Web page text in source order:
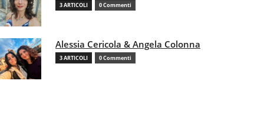
3 ARTICOLI 0 Commenti
Alessia Cericola & Angela Colonna
3 ARTICOLI 0 Commenti